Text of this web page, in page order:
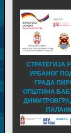
СТРАТЕГИЈА
УРБАНОГ
ГРАДА
ОПШТИНА